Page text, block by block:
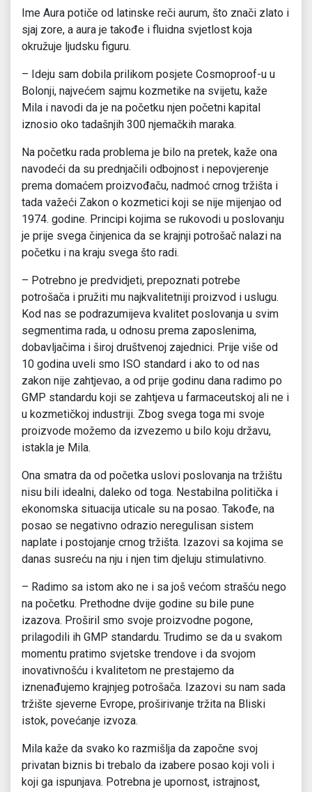
Ime Aura potiče od latinske reči aurum, što znači zlato i
sjaj zore, a aura je takođe i fluidna svjetlost koja
okružuje ljudsku figuru.
– Ideju sam dobila prilikom posjete Cosmoproof-u u
Bolonji, najvećem sajmu kozmetike na svijetu, kaže
Mila i navodi da je na početku njen početni kapital
iznosio oko tadašnjih 300 njemačkih maraka.
Na početku rada problema je bilo na pretek, kaže ona
navodeći da su prednjačili odbojnost i nepovjerenje
prema domaćem proizvođaču, nadmoć crnog tržišta i
tada važeći Zakon o kozmetici koji se nije mijenjao od
1974. godine. Principi kojima se rukovodi u poslovanju
je prije svega činjenica da se krajnji potrošač nalazi na
početku i na kraju svega što radi.
– Potrebno je predvidjeti, prepoznati potrebe
potrošača i pružiti mu najkvalitetniji proizvod i uslugu.
Kod nas se podrazumijeva kvalitet poslovanja u svim
segmentima rada, u odnosu prema zaposlenima,
dobavljačima i široj društvenoj zajednici. Prije više od
10 godina uveli smo ISO standard i ako to od nas
zakon nije zahtjevao, a od prije godinu dana radimo po
GMP standardu koji se zahtjeva u farmaceutskoj ali ne i
u kozmetičkoj industriji. Zbog svega toga mi svoje
proizvode možemo da izvezemo u bilo koju državu,
istakla je Mila.
Ona smatra da od početka uslovi poslovanja na tržištu
nisu bili idealni, daleko od toga. Nestabilna politička i
ekonomska situacija uticale su na posao. Takođe, na
posao se negativno odrazio neregulisan sistem
naplate i postojanje crnog tržišta. Izazovi sa kojima se
danas susreću na nju i njen tim djeluju stimulativno.
– Radimo sa istom ako ne i sa još većom strašću nego
na početku. Prethodne dvije godine su bile pune
izazova. Proširil smo svoje proizvodne pogone,
prilagodili ih GMP standardu. Trudimo se da u svakom
momentu pratimo svjetske trendove i da svojom
inovativnošću i kvalitetom ne prestajemo da
iznenađujemo krajnjeg potrošača. Izazovi su nam sada
tržište sjeverne Evrope, proširivanje tržita na Bliski
istok, povećanje izvoza.
Mila kaže da svako ko razmišlja da započne svoj
privatan biznis bi trebalo da izabere posao koji voli i
koji ga ispunjava. Potrebna je upornost, istrajnost,